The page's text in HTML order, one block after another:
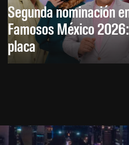
Segunda nominación
Famosos México
placa